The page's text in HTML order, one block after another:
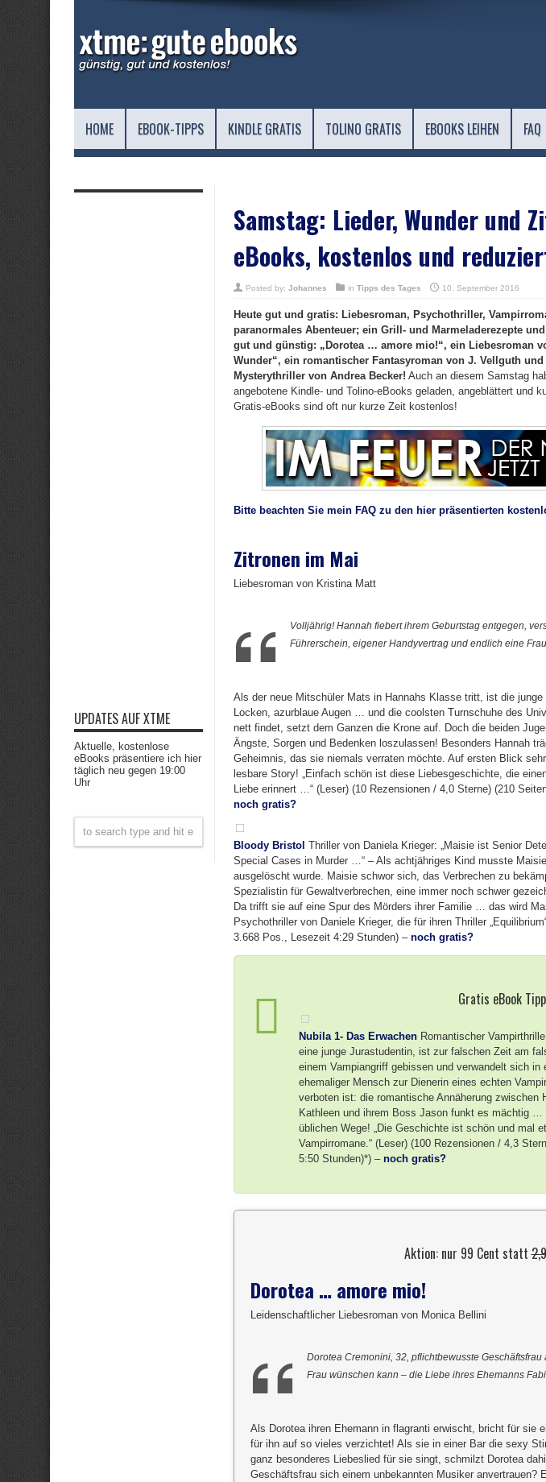
HOME EBOOK-TIPPS KINDLE GRATIS TOLINO GRATIS EBOOKS LEIHEN FAQ
Samstag: Lieder, Wunder und
eBooks, kostenlos und
Posted by: Johannes in Tipps des Tages 10. September 2016
Heute gut und gratis: Liebesroman, Psychothriller,
paranormales Abenteuer; ein Grill- und Marmeladerezepte
gut und günstig: „Dorotea … amore mio!“, ein Liebesroman
Wunder“, ein romantischer Fantasyroman von J. Vellguth
Mysterythriller von Andrea Becker! Auch an diesem Samstag
angebotene Kindle- und Tolino-eBooks geladen, angeblättert und
Gratis-eBooks sind oft nur kurze Zeit kostenlos!
Bitte beachten Sie mein FAQ zu den hier präsentierten
Zitronen im Mai
Liebesroman von Kristina Matt
Volljährig! Hannah fiebert ihrem Geburtstag entgegen,
Führerschein, eigener Handyvertrag und endlich eine
Als der neue Mitschüler Mats in Hannahs Klasse tritt, ist die
Locken, azurblaue Augen … und die coolsten Turnschuhe des
nett findet, setzt dem Ganzen die Krone auf. Doch die beiden
Ängste, Sorgen und Bedenken loszulassen! Besonders Hannah
Geheimnis, das sie niemals verraten möchte. Auf ersten Blick
lesbare Story! „Einfach schön ist diese Liebesgeschichte, die
Liebe erinnert …“ (Leser) (10 Rezensionen / 4,0 Sterne) (210
noch gratis?
Bloody Bristol Thriller von Daniela Krieger: „Maisie ist Senior
Special Cases in Murder …“ – Als achtjähriges Kind musste
ausgelöscht wurde. Maisie schwor sich, das Verbrechen zu
Spezialistin für Gewaltverbrechen, eine immer noch schwer
Da trifft sie auf eine Spur des Mörders ihrer Familie … das wird
Psychothriller von Daniele Krieger, die für ihren Thriller
3.668 Pos., Lesezeit 4:29 Stunden) – noch gratis?
Gratis eBook
Nubila 1- Das Erwachen Romantischer
eine junge Jurastudentin, ist zur falschen Zeit am
einem Vampiangriff gebissen und verwandelt sich
ehemaliger Mensch zur Dienerin eines echten
verboten ist: die romantische Annäherung zwischen
Kathleen und ihrem Boss Jason funkt es mächtig …
üblichen Wege! „Die Geschichte ist schön und mal
Vampirromane.“ (Leser) (100 Rezensionen / 4,3
5:50 Stunden)*) – noch gratis?
Aktion: nur 99 Cent statt
Dorotea … amore mio!
Leidenschaftlicher Liebesroman von Monica Bellini
Dorotea Cremonini, 32, pflichtbewusste
Frau wünschen kann – die Liebe ihres Ehemanns
Als Dorotea ihren Ehemann in flagranti erwischt, bricht für sie
für ihn auf so vieles verzichtet! Als sie in einer Bar die sexy
ganz besonderes Liebeslied für sie singt, schmilzt Dorotea
Geschäftsfrau sich einem unbekannten Musiker anvertrauen?
UPDATES AUF XTME
Aktuelle, kostenlose
eBooks präsentiere ich hier
täglich neu gegen 19:00
Uhr